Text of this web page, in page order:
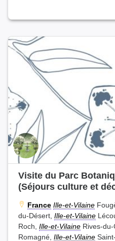
Visite du Parc
(Séjours culture et
France Ille-et-Vilaine
du-Désert, Ille-et-Vilaine
Roch, Ille-et-Vilaine Rives-du-
Romagné, Ille-et-Vilaine